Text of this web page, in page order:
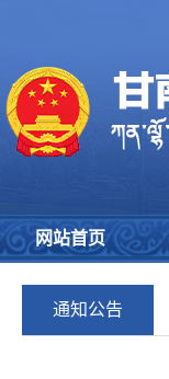
网站首页
通知公告